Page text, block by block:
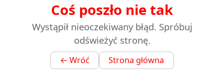
Coś poszło nie tak
Wystąpił nieoczekiwany błąd. Spróbuj
odświeżyć stronę.
← Wróć Strona główna